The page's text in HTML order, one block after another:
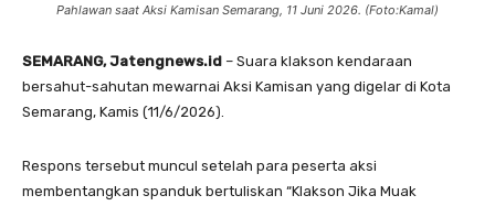
Pahlawan saat Aksi Kamisan Semarang, 11 Juni 2026. (Foto:Kamal)
SEMARANG, Jatengnews.id – Suara klakson kendaraan
bersahut-sahutan mewarnai Aksi Kamisan yang digelar di Kota
Semarang, Kamis (11/6/2026).
Respons tersebut muncul setelah para peserta aksi
membentangkan spanduk bertuliskan “Klakson Jika Muak